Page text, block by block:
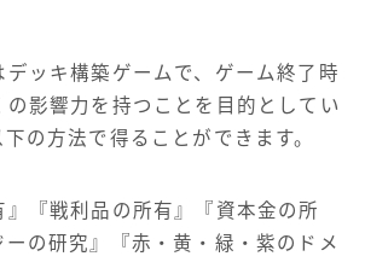
デッキ構築ゲームで、ゲーム終了時
の影響力を持つことを目的としてい
の方法で得ることができます。
』『戦利品の所有』『資本金の所
ーの研究』『赤・黄・緑・紫のドメ